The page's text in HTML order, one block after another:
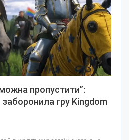
пропустити”:
заборонила гру Kingdom